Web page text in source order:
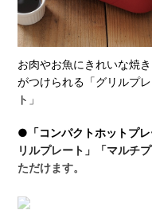
お肉やお魚にきれいな焼き
がつけられる「グリルプ
ト」
●「コンパクトホットプ
リルプレート」「マルチ
ただけます。